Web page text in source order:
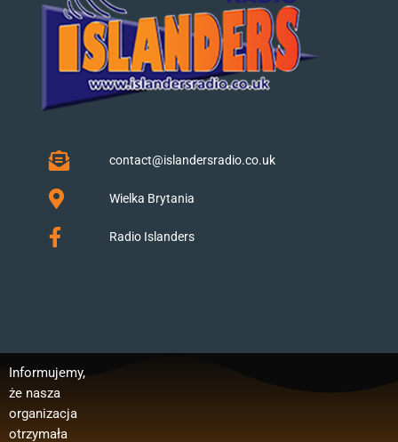
contact@islandersradio.co.uk
Wielka Brytania
Radio Islanders
Informujemy,
że nasza
organizacja
otrzymała
Polska”.
Dofinansowan
ie oferty z
Ministerstwa
pracowników,